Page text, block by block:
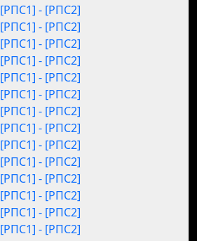
[РПС1] - [РПС2]
[РПС1] - [РПС2]
[РПС1] - [РПС2]
[РПС1] - [РПС2]
[РПС1] - [РПС2]
[РПС1] - [РПС2]
[РПС1] - [РПС2]
[РПС1] - [РПС2]
[РПС1] - [РПС2]
[РПС1] - [РПС2]
[РПС1] - [РПС2]
[РПС1] - [РПС2]
[РПС1] - [РПС2]
[РПС1] - [РПС2]